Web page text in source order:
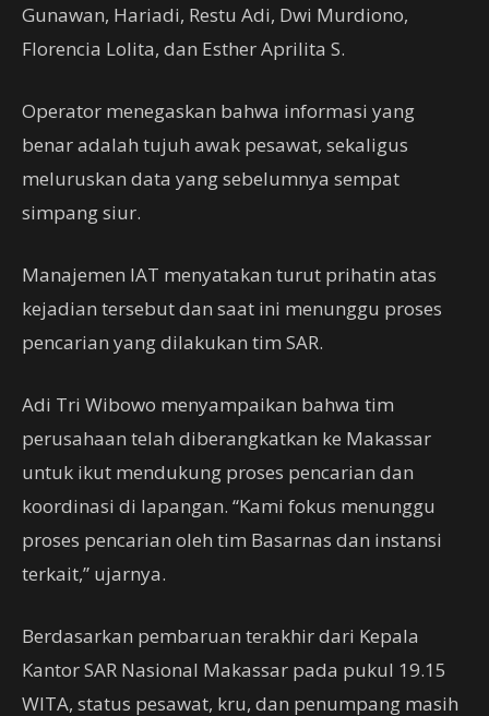
Gunawan, Hariadi, Restu Adi, Dwi Murdiono,
Florencia Lolita, dan Esther Aprilita S.
Operator menegaskan bahwa informasi yang
benar adalah tujuh awak pesawat, sekaligus
meluruskan data yang sebelumnya sempat
simpang siur.
Manajemen IAT menyatakan turut prihatin atas
kejadian tersebut dan saat ini menunggu proses
pencarian yang dilakukan tim SAR.
Adi Tri Wibowo menyampaikan bahwa tim
perusahaan telah diberangkatkan ke Makassar
untuk ikut mendukung proses pencarian dan
koordinasi di lapangan. “Kami fokus menunggu
proses pencarian oleh tim Basarnas dan instansi
terkait,” ujarnya.
Berdasarkan pembaruan terakhir dari Kepala
Kantor SAR Nasional Makassar pada pukul 19.15
WITA, status pesawat, kru, dan penumpang masih